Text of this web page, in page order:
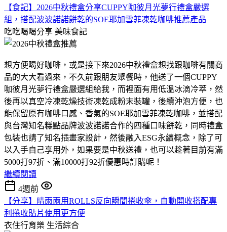
【食記】2026中秋禮盒分享CUPPY咖彼月光夢行禮盒嚴選
組，搭配波波諾諾餅乾的SOE耶加雪菲凍乾咖啡推薦產品
吃吃喝喝分享 美味食記
想方便喝好咖啡，或是接下來2026中秋禮盒想找跟咖啡有關商
品的大大看過來，不久前跟朋友聚餐時，他送了一個CUPPY
咖彼月光夢行禮盒嚴選組給我，而裡面有用低溫冰滴冷萃，然
後再以真空冷凍乾燥技術凍乾成粉末裝罐，後續沖泡方便，也
能保留原有咖啡口感、香氣的SOE耶加雪菲凍乾咖啡，並搭配
與台灣知名糕點品牌波波諾諾合作的四種口味餅乾，同時禮盒
包裝也請了知名插畫家設計，然後融入ESG永續概念，除了可
以入手自己享用外，如果要是中秋送禮，也可以趁著目前有滿
5000打97折、滿10000打92折優惠時訂購呢！
繼續閱讀
4週前
【分享】晴雨兩用ROLLS反向瞬間捲收傘，自動開收搭配專
利捲收貼片使用更方便
衣住行育樂 生活綜合